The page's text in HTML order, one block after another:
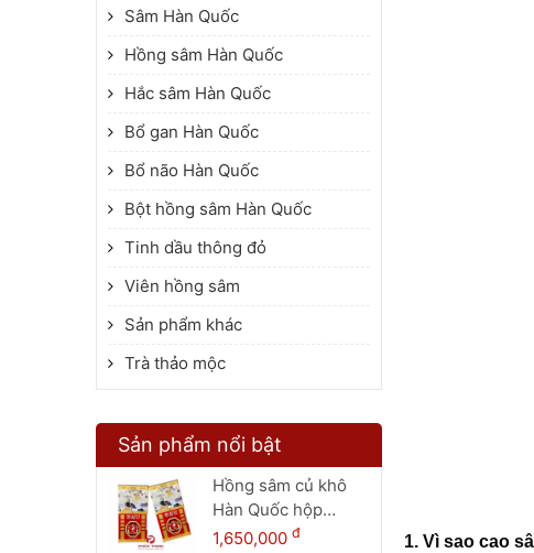
1. Vì sao cao
Sâm Hàn Quốc
Hồng sâm Hàn Quốc
Hắc sâm Hàn Quốc
Bổ gan Hàn Quốc
Bổ não Hàn Quốc
Bột hồng sâm Hàn Quốc
Tinh dầu thông đỏ
Viên hồng sâm
Sản phẩm khác
Trà thảo mộc
Sản phẩm nổi bật
Hồng sâm củ khô
Hàn Quốc hộp
thiếc 150g - 8 củ
1,650,000 đ